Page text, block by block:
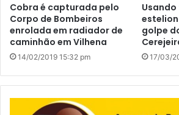
Cobra é capturada pelo
Corpo de Bombeiros
enrolada em radiador de
caminhão em Vilhena
14/02/2019 15:32 pm
golpe
17/03/